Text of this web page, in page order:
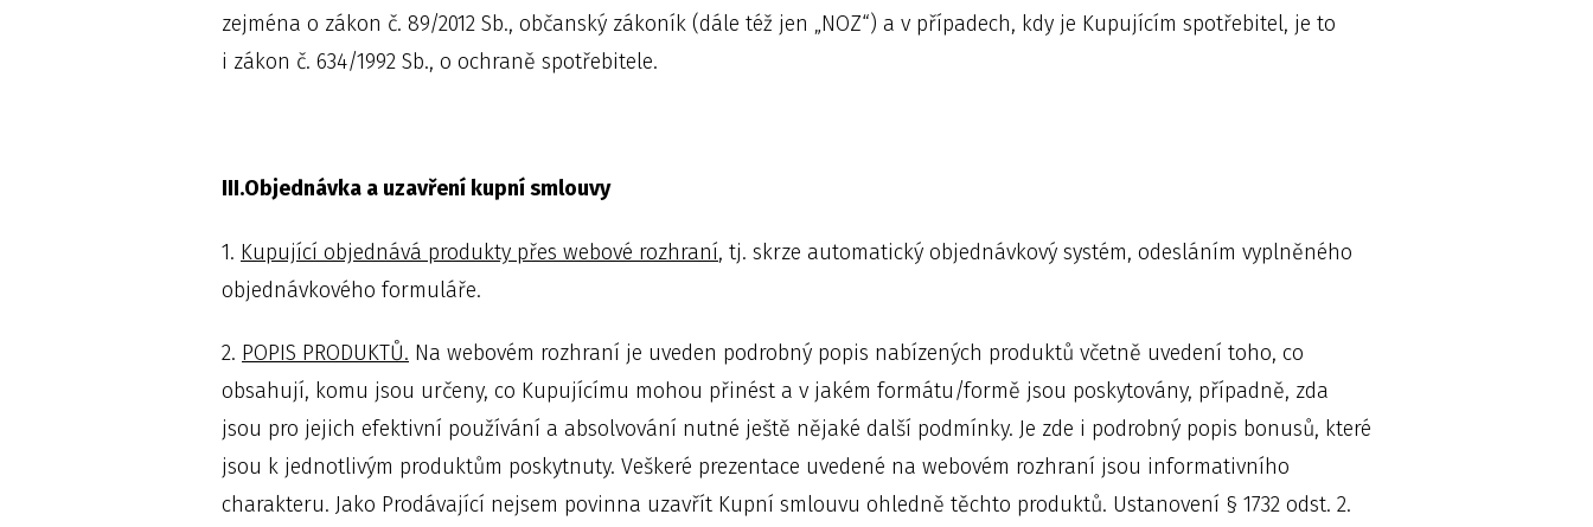
zejména o zákon č. 89/2012 Sb., občanský zákoník (dále též jen „NOZ“) a v případech, kdy je Kupujícím spotřebitel, je to
i zákon č. 634/1992 Sb., o ochraně spotřebitele.
III.Objednávka a uzavření kupní smlouvy
1. Kupující objednává produkty přes webové rozhraní, tj. skrze automatický objednávkový systém, odesláním vyplněného
objednávkového formuláře.
2. POPIS PRODUKTŮ. Na webovém rozhraní je uveden podrobný popis nabízených produktů včetně uvedení toho, co
obsahují, komu jsou určeny, co Kupujícímu mohou přinést a v jakém formátu/formě jsou poskytovány, případně, zda
jsou pro jejich efektivní používání a absolvování nutné ještě nějaké další podmínky. Je zde i podrobný popis bonusů, které
jsou k jednotlivým produktům poskytnuty. Veškeré prezentace uvedené na webovém rozhraní jsou informativního
charakteru. Jako Prodávající nejsem povinna uzavřít Kupní smlouvu ohledně těchto produktů. Ustanovení § 1732 odst. 2.